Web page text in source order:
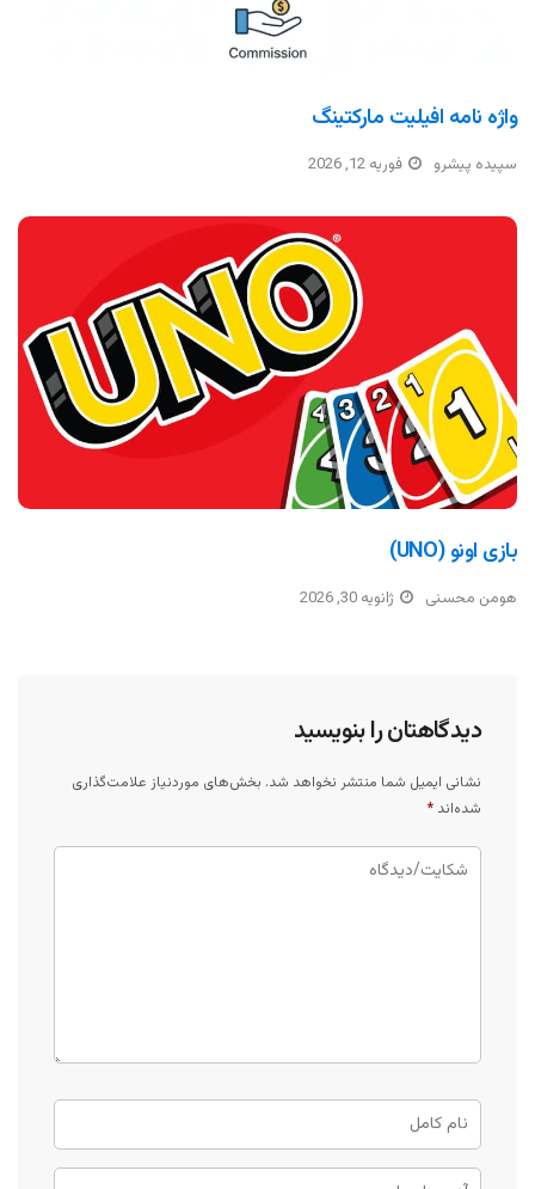
واژه نامه افیلیت مارکتینگ
سپیده پیشرو فوریه 12, 2026
بازی اونو (UNO)
هومن محسنی ژانویه 30, 2026
دیدگاهتان را بنویسید
نشانی ایمیل شما منتشر نخواهد شد. بخش‌های موردنیاز علامت‌گذاری
شده‌اند *